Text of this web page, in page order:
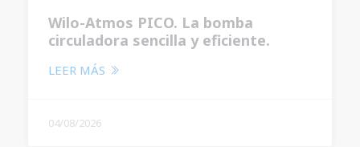
HYDRALEVEL: precisión, resistencia
y fácil de usar
LEER MÁS
04/08/2026